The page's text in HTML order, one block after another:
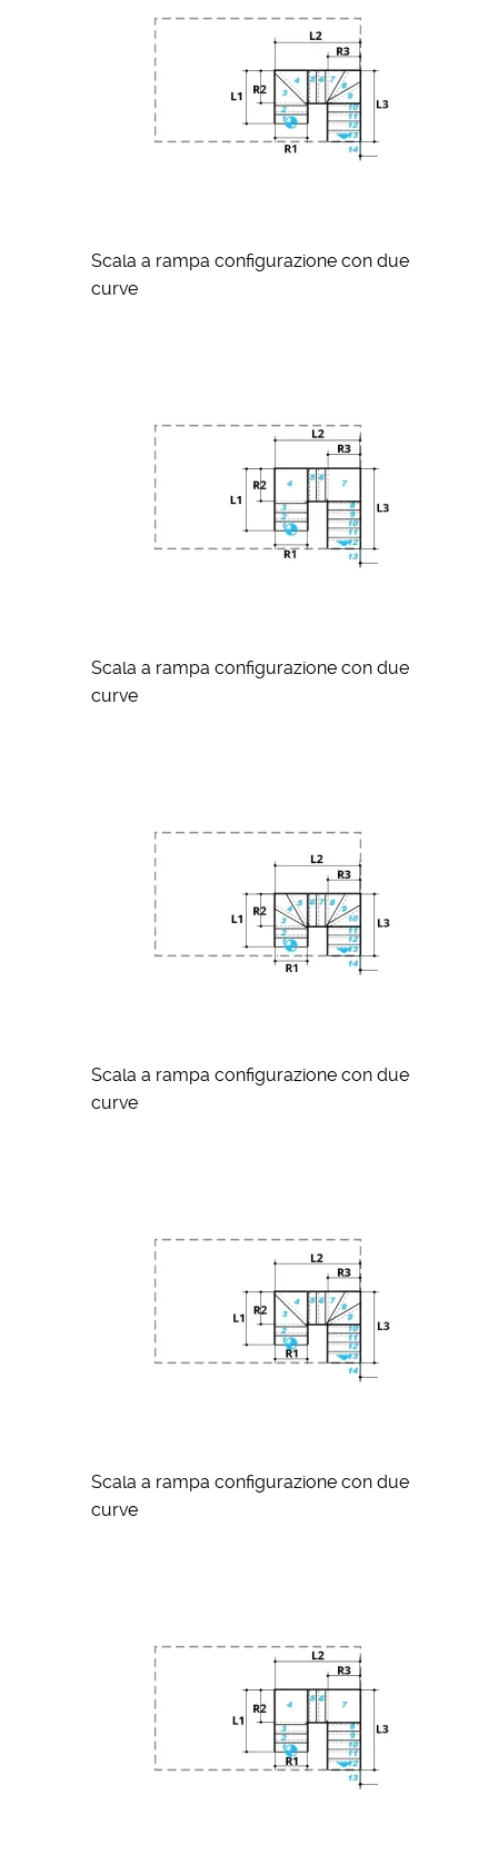
Scala a rampa configurazione con due
curve
Scala a rampa configurazione con due
curve
Scala a rampa configurazione con due
curve
Scala a rampa configurazione con due
curve